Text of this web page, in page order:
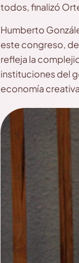
todos, finalizó
Humberto
este congreso,
refleja la
instituciones del
economía